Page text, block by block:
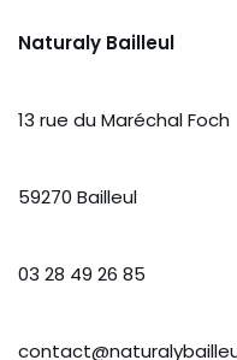
Naturaly Bailleul
13 rue du Maréchal Foch
59270 Bailleul
03 28 49 26 85